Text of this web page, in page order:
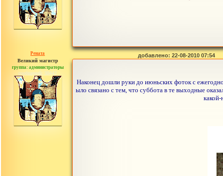
Рената
Великий магистр
группа: администраторы
сообщений: 30442
добавлено: 22-08-2010 07:54
Наконец дошли руки до июньских фоток с
ыло связано с тем, что суббота в те выходные